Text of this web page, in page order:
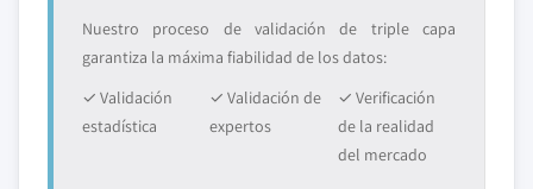
Nuestro proceso de validación de triple capa
garantiza la máxima fiabilidad de los datos:
✓ Validación
estadística
✓ Validación de
expertos
✓ Verificación
de la realidad
del mercado